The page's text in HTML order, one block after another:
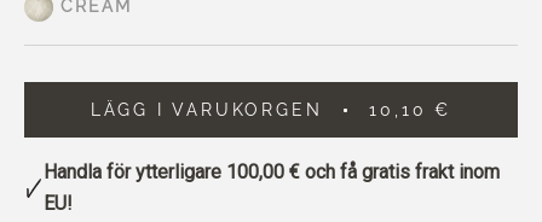
CREAM
LÄGG I VARUKORGEN 10,10 €
Handla för ytterligare 100,00 €och få gratis frakt inom
EU!